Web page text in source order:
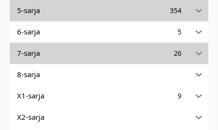
5-sarja 354
6-sarja 5
7-sarja 26
8-sarja
X1-sarja 9
X2-sarja